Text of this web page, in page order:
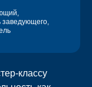
заведующего,
классу